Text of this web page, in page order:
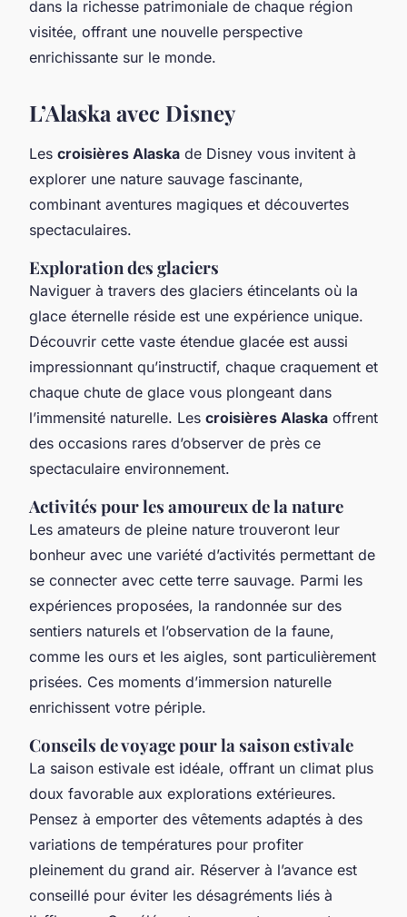
dans la richesse patrimoniale de chaque région
visitée, offrant une nouvelle perspective
enrichissante sur le monde.
L’Alaska avec Disney
Les croisières Alaska de Disney vous invitent à
explorer une nature sauvage fascinante,
combinant aventures magiques et découvertes
spectaculaires.
Exploration des glaciers
Naviguer à travers des glaciers étincelants où la
glace éternelle réside est une expérience unique.
Découvrir cette vaste étendue glacée est aussi
impressionnant qu’instructif, chaque craquement et
chaque chute de glace vous plongeant dans
l’immensité naturelle. Les croisières Alaska offrent
des occasions rares d’observer de près ce
spectaculaire environnement.
Activités pour les amoureux de la nature
Les amateurs de pleine nature trouveront leur
bonheur avec une variété d’activités permettant de
se connecter avec cette terre sauvage. Parmi les
expériences proposées, la randonnée sur des
sentiers naturels et l’observation de la faune,
comme les ours et les aigles, sont particulièrement
prisées. Ces moments d’immersion naturelle
enrichissent votre périple.
Conseils de voyage pour la saison estivale
La saison estivale est idéale, offrant un climat plus
doux favorable aux explorations extérieures.
Pensez à emporter des vêtements adaptés à des
variations de températures pour profiter
pleinement du grand air. Réserver à l’avance est
conseillé pour éviter les désagréments liés à